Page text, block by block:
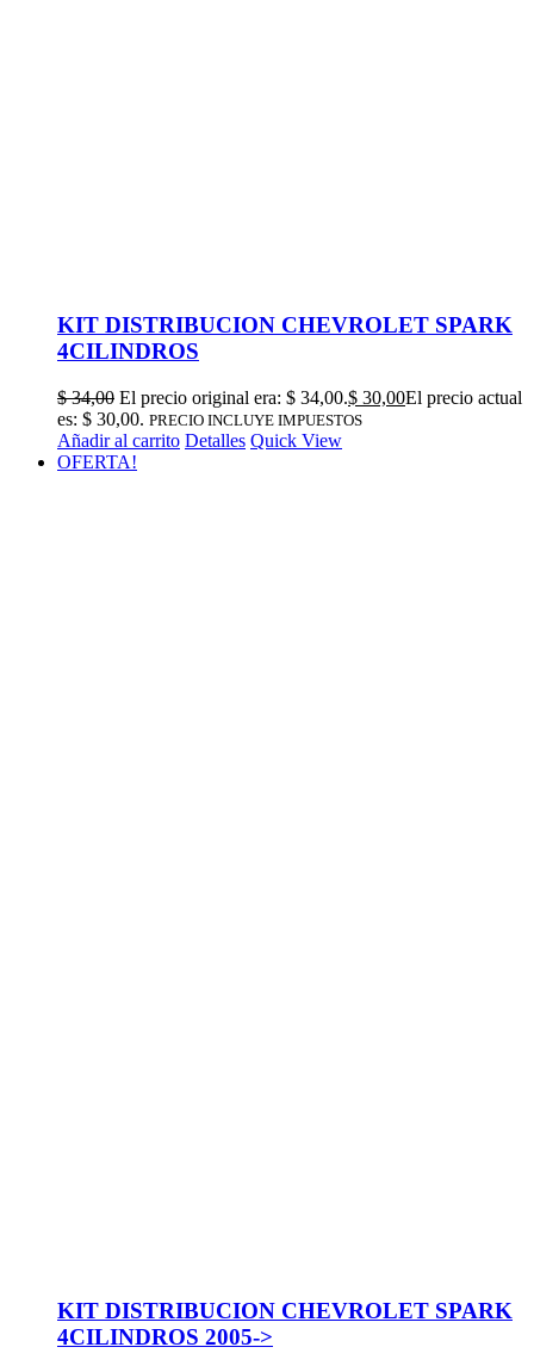
KIT DISTRIBUCION CHEVROLET SPARK
4CILINDROS
$34,00 El precio original era: $ 34,00.$ 30,00El precio actual
es: $ 30,00. PRECIO INCLUYE IMPUESTOS
Añadir al carrito Detalles Quick View
OFERTA!
KIT DISTRIBUCION CHEVROLET SPARK
4CILINDROS 2005->